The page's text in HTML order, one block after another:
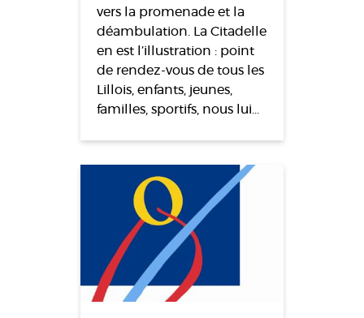
vers la promenade et la
déambulation. La Citadelle
en est l’illustration : point
de rendez-vous de tous les
Lillois, enfants, jeunes,
familles, sportifs, nous lui…